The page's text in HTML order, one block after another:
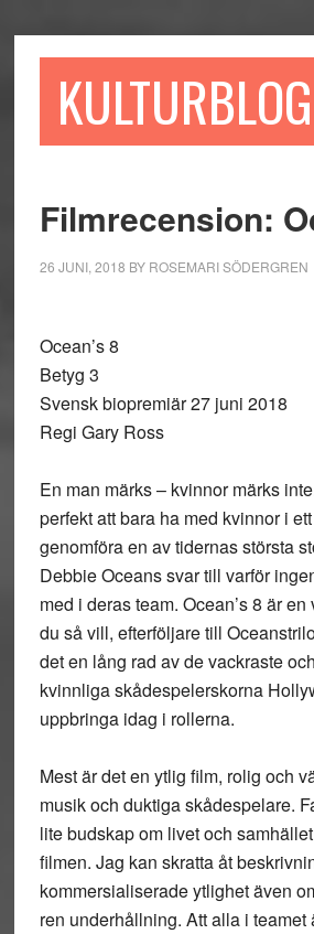
till
till
sidofältet
till
Filmrecension:
26 JUNI, 2018 BY ROSEMARI SÖDERGREN
Ocean’s 8
Betyg 3
Svensk biopremiär 27 juni 2018
Regi Gary Ross
En man märks – kvinnor märks
perfekt att bara ha med kvinnor i
genomföra en av tidernas största
Debbie Oceans svar till varför
med i deras team. Ocean’s 8 är
du så vill, efterföljare till
det en lång rad av de vackraste
kvinnliga skådespelerskorna
uppbringa idag i rollerna.
Mest är det en ytlig film, rolig och
musik och duktiga skådespelare.
lite budskap om livet och
filmen. Jag kan skratta åt
kommersialiserade ytlighet även
ren underhållning. Att alla i teamet